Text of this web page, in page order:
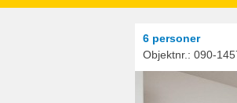
6 personer
Objektnr.: 090-